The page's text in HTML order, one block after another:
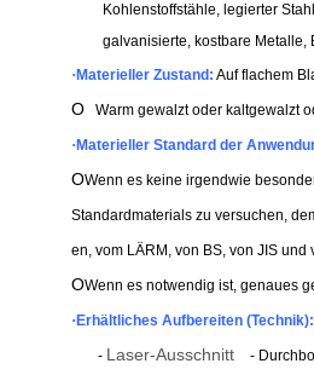
Kohlenstoffstähle, legierter
galvanisierte, kostbare Metalle,
· Materieller Zustand: Auf flachem
O Warm gewalzt oder kaltgewalzt
· Materieller Standard der
OWenn es keine irgendwie
Standardmaterials zu versuchen,
en, vom LÄRM, von BS, von JIS
OWenn es notwendig ist, genaues
· Erhältliches Aufbereiten (Technik):
- Laser-Ausschnitt -